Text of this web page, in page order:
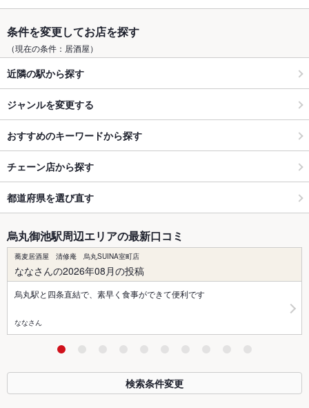
条件を変更してお店を探す
（現在の条件：居酒屋）
近隣の駅から探す
ジャンルを変更する
おすすめのキーワードから探す
チェーン店から探す
都道府県を選び直す
烏丸御池駅周辺エリアの最新口コミ
蕎麦居酒屋 清修庵 烏丸SUINA室町店
ななさんの2026年08月の投稿
烏丸駅と四条直結で、素早く食事ができて便利です
ななさん
検索条件変更